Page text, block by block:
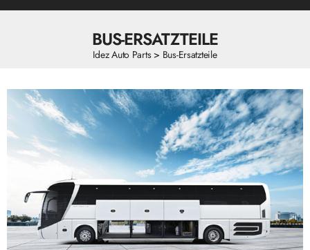
BUS-ERSATZTEILE
Idez Auto Parts> Bus-Ersatzteile